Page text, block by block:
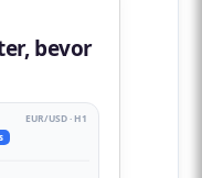
bevor
EUR/USD · H1